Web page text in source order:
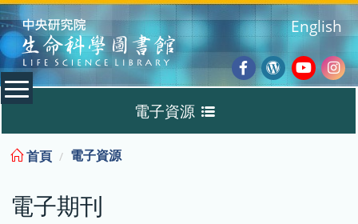
:::
Facebook
Wordpress
English
電子資源
首頁 電子資源
電子期刊